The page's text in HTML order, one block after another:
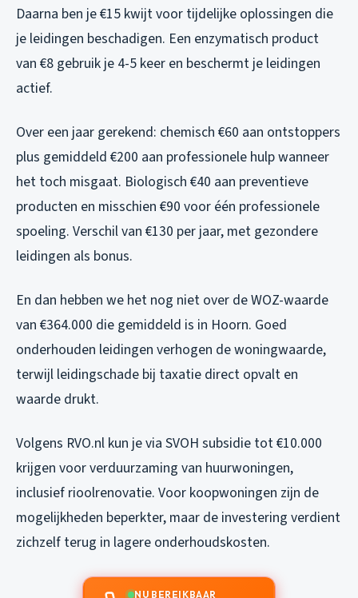
Daarna ben je €15 kwijt voor tijdelijke oplossingen die
je leidingen beschadigen. Een enzymatisch product
van €8 gebruik je 4-5 keer en beschermt je leidingen
actief.
Over een jaar gerekend: chemisch €60 aan ontstoppers
plus gemiddeld €200 aan professionele hulp wanneer
het toch misgaat. Biologisch €40 aan preventieve
producten en misschien €90 voor één professionele
spoeling. Verschil van €130 per jaar, met gezondere
leidingen als bonus.
En dan hebben we het nog niet over de WOZ-waarde
van €364.000 die gemiddeld is in Hoorn. Goed
onderhouden leidingen verhogen de woningwaarde,
terwijl leidingschade bij taxatie direct opvalt en
waarde drukt.
Volgens RVO.nl kun je via SVOH subsidie tot €10.000
krijgen voor verduurzaming van huurwoningen,
inclusief rioolrenovatie. Voor koopwoningen zijn de
mogelijkheden beperkter, maar de investering verdient
zichzelf terug in lagere onderhoudskosten.
NU BEREIKBAAR